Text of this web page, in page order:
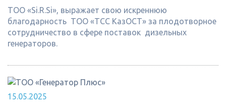
ТОО «Si.R.Si», выражает свою искреннюю
благодарность ТОО «ТСС КазОСТ» за плодотворное
сотрудничество в сфере поставок дизельных
генераторов.
15.05.2025